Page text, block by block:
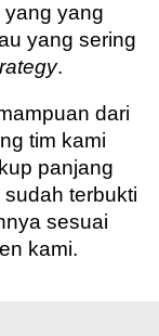
yang
yang sering
.
dari
tim kami
panjang
terbukti
sesuai
kami.